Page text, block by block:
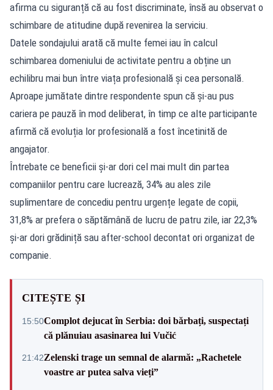
afirma cu siguranță că au fost discriminate, însă au observat o
schimbare de atitudine după revenirea la serviciu.
Datele sondajului arată că multe femei iau în calcul
schimbarea domeniului de activitate pentru a obține un
echilibru mai bun între viața profesională și cea personală.
Aproape jumătate dintre respondente spun că și-au pus
cariera pe pauză în mod deliberat, în timp ce alte participante
afirmă că evoluția lor profesională a fost încetinită de
angajator.
Întrebate ce beneficii și-ar dori cel mai mult din partea
companiilor pentru care lucrează, 34% au ales zile
suplimentare de concediu pentru urgențe legate de copii,
31,8% ar prefera o săptămână de lucru de patru zile, iar 22,3%
și-ar dori grădiniță sau after-school decontat ori organizat de
companie.
CITEȘTE ȘI
15:50Complot dejucat în Serbia: doi bărbați, suspectați
că plănuiau asasinarea lui Vučić
21:42Zelenski trage un semnal de alarmă: „Rachetele
voastre ar putea salva vieți”